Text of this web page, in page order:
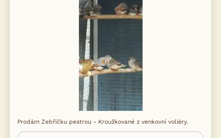
Prodám Zebřičku pestrou - Kroužkované z venkovní voliéry.